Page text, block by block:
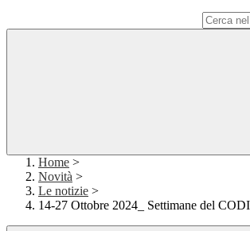
Home >
Novità >
Le notizie >
14-27 Ottobre 2024_ Settimane del